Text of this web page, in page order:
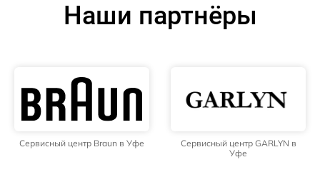
Наши партнёры
Сервисный центр Braun в Уфе
Сервисный центр GARLYN в
Уфе